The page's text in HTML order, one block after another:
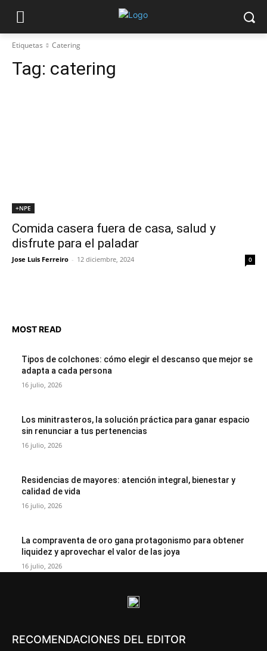
Etiquetas Catering
Tag: catering
+NPE
Comida casera fuera de casa, salud y
disfrute para el paladar
Jose Luis Ferreiro - 12 diciembre, 2024 0
MOST READ
Tipos de colchones: cómo elegir el descanso que mejor se
adapta a cada persona
16 julio, 2026
Los minitrasteros, la solución práctica para ganar espacio
sin renunciar a tus pertenencias
16 julio, 2026
Residencias de mayores: atención integral, bienestar y
calidad de vida
16 julio, 2026
La compraventa de oro gana protagonismo para obtener
liquidez y aprovechar el valor de las joya
16 julio, 2026
RECOMENDACIONES DEL EDITOR